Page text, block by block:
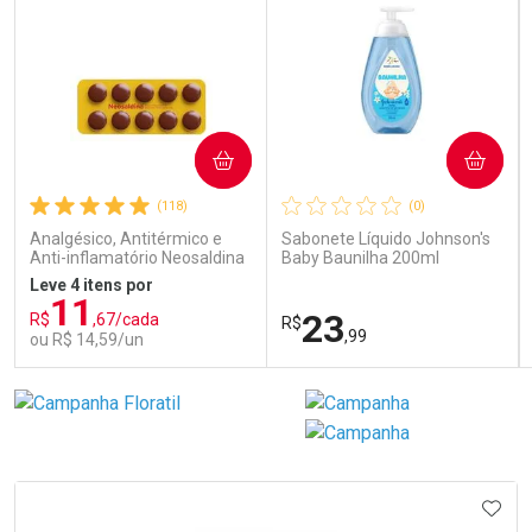
(118)
Analgésico, Antitérmico e
Anti-inflamatório Neosaldina
30mg + 300mg + 30mg 10
Drágeas
Leve 4 itens por
R$11 ,67/cada
ou R$ 14,59/un
COMPRAR
FECHAR
FECHAR
(0)
Sabonete Líquido Johnson's
Baby Baunilha 200ml
R$23,99
COMPRAR
Laboratório
Por Menos